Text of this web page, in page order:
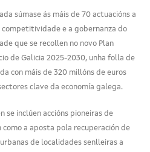
súmase ás máis de 70 actuacións a
e a gobernanza do
que se recollen no novo Plan
de Galicia 2025-2030, unha folla de
con máis de 320 millóns de euros
clave da economía galega.
se inclúen accións pioneiras de
como a aposta pola recuperación de
de localidades senlleiras a